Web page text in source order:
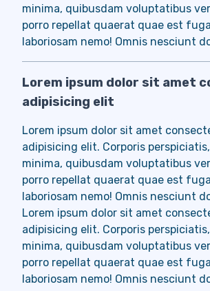
minima, quibusdam voluptatibus
porro repellat quaerat quae est
laboriosam nemo! Omnis nesciunt
Lorem ipsum dolor sit amet
adipisicing elit
Lorem ipsum dolor sit amet
adipisicing elit. Corporis
minima, quibusdam voluptatibus
porro repellat quaerat quae est
laboriosam nemo! Omnis nesciunt
Lorem ipsum dolor sit amet
adipisicing elit. Corporis
minima, quibusdam voluptatibus
porro repellat quaerat quae est
laboriosam nemo! Omnis nesciunt